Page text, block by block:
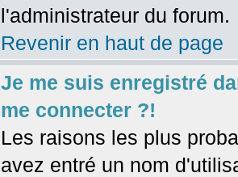
l'administrateur du forum.
Revenir en haut de page
Je me suis enregistré
me connecter ?!
Les raisons les plus
avez entré un nom